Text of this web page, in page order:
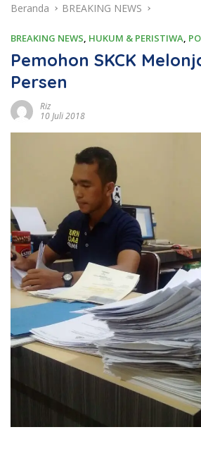
Beranda BREAKING NEWS
BREAKING NEWS, HUKUM & PERISTIWA,
Pemohon SKCK
Persen
Riz
10 Juli 2018